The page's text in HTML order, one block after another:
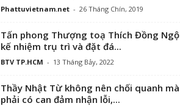
Phattuvietnam.net - 26 Tháng Chín, 2019
Tấn phong Thượng toạ Thích Đồng Ngộ
kế nhiệm trụ trì và đặt đá...
BTV TP.HCM - 13 Tháng Bảy, 2022
Thầy Nhật Từ không nên chối quanh mà
phải có can đảm nhận lỗi,...